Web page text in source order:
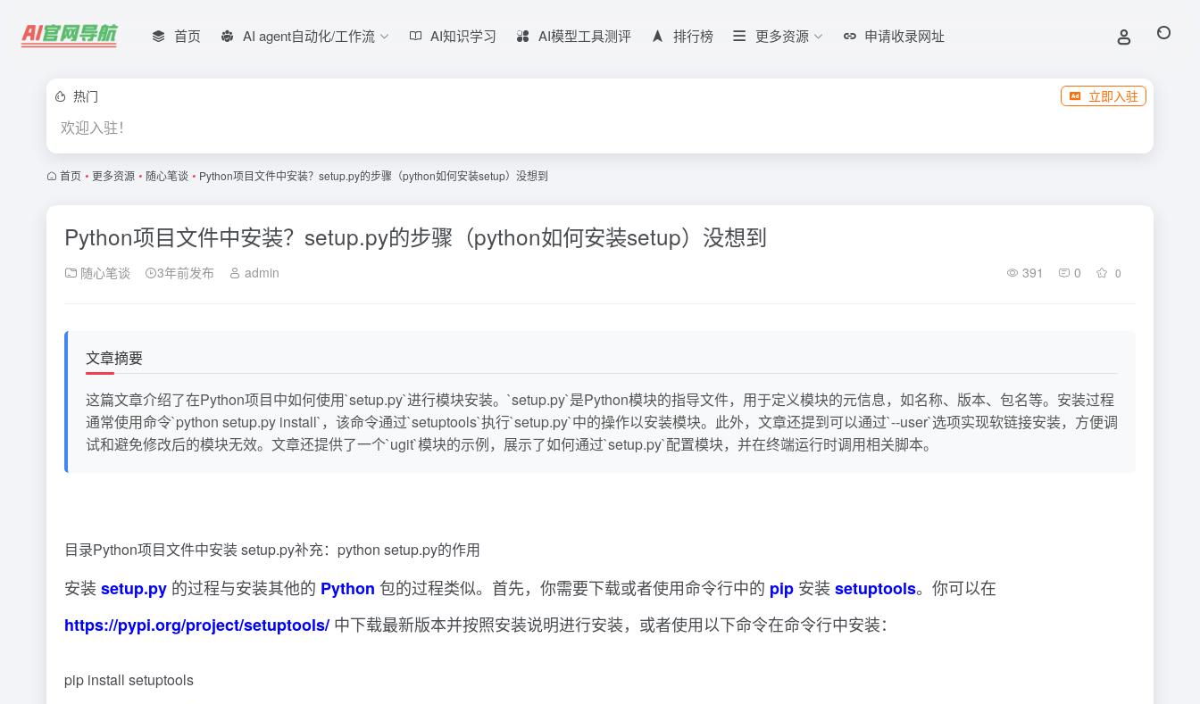
首页 AI agent自动化/工作流 AI知识学习 AI模型工具测评 排行榜 更多资源 申请收录网址
热门 立即入驻
欢迎入驻！
首页 • 更多资源 • 随心笔谈 • Python项目文件中安装？setup.py的步骤（python如何安装setup）没想到
Python项目文件中安装？setup.py的步骤（python如何安装setup）没想到
随心笔谈 3年前发布 admin 391 0 0
文章摘要
这篇文章介绍了在Python项目中如何使用`setup.py`进行模块安装。`setup.py`是Python模块的指导文件，用于定义模块的元信息，如名称、版本、包名等。安装过程
通常使用命令`python setup.py install`，该命令通过`setuptools`执行`setup.py`中的操作以安装模块。此外，文章还提到可以通过`--user`选项实现软链接安装，方便调
试和避免修改后的模块无效。文章还提供了一个`ugit`模块的示例，展示了如何通过`setup.py`配置模块，并在终端运行时调用相关脚本。
目录Python项目文件中安装 setup.py补充：python setup.py的作用
安装 setup.py 的过程与安装其他的 Python 包的过程类似。首先，你需要下载或者使用命令行中的 pip 安装 setuptools。你可以在
https://pypi.org/project/setuptools/中下载最新版本并按照安装说明进行安装，或者使用以下命令在命令行中安装：
pip install setuptools